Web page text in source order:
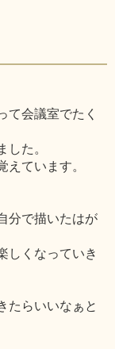
て会議室でたく
た。
ています。
分で描いたはが
しくなっていき
たらいいなぁと